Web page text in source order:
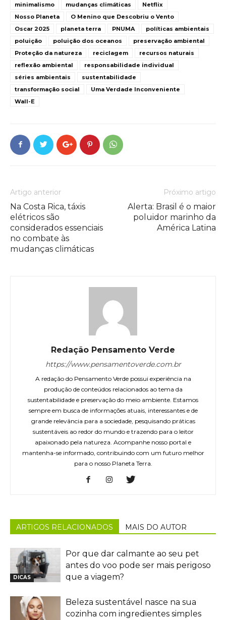
minimalismo mudanças climáticas
Netflix
Nosso Planeta
O Menino que Descobriu o Vento
Oscar 2025
planeta terra PNUMA
políticas ambientais
poluição
poluição dos oceanos
preservação ambiental
Proteção da natureza
reciclagem
recursos naturais
reflexão ambiental
responsabilidade individual
séries ambientais
sustentabilidade
transformação social
Uma Verdade Inconveniente
Wall-E
Artigo anterior
Na Costa Rica, táxis
elétricos são
considerados essenciais
no combate às
mudanças climáticas
Próximo artigo
Alerta: Brasil é o maior
poluidor marinho da
América Latina
Redação Pensamento Verde
https://www.pensamentoverde.com.br
A redação do Pensamento Verde possui experiência na
produção de conteúdos relacionados ao tema da
sustentabilidade e preservação do meio ambiente. Estamos
sempre em busca de informações atuais, interessantes e de
grande relevância para a sociedade, pesquisando práticas
sustentáveis ao redor do mundo e trazendo para o leitor
apaixonado pela natureza. Acompanhe nosso portal e
mantenha-se informado, contribuindo com um futuro melhor
para o nosso Planeta Terra.
ARTIGOS RELACIONADOS MAIS DO AUTOR
DICAS
Por que dar calmante ao seu pet
antes do voo pode ser mais perigoso
que a viagem?
Beleza sustentável nasce na sua
cozinha com ingredientes simples